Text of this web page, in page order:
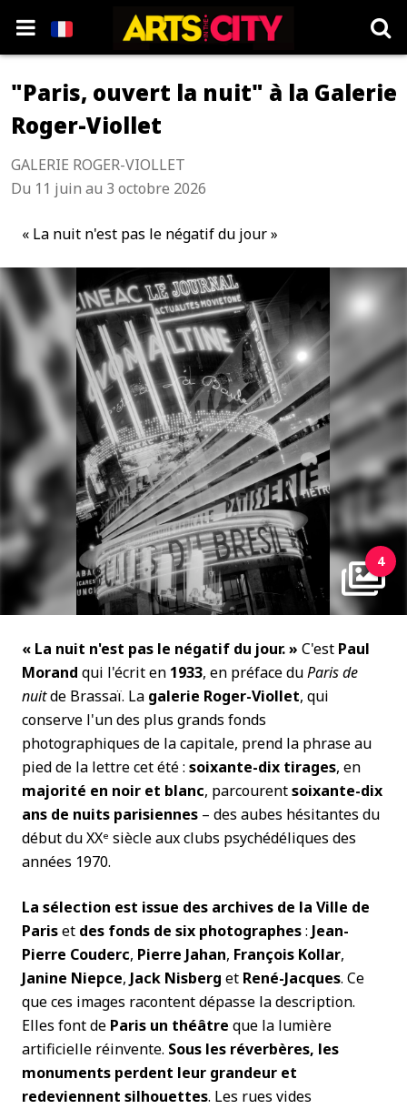
"Paris, ouvert la nuit" à la Galerie
Roger-Viollet
GALERIE ROGER-VIOLLET
Du 11 juin au 3 octobre 2026
« La nuit n'est pas le négatif du jour »
4
« La nuit n'est pas le négatif du jour. » C'est Paul
Morand qui l'écrit en 1933, en préface duParis de
nuitde Brassaï. La galerie Roger-Viollet, qui
conserve l'un des plus grands fonds
photographiques de la capitale, prend la phrase au
pied de la lettre cet été : soixante-dix tirages, en
majorité en noir et blanc, parcourentsoixante-dix
ans de nuits parisiennes – des aubes hésitantes du
début du XXᵉ siècle aux clubs psychédéliques des
années 1970.
La sélection est issue des archives de la Ville de
Pariset des fonds de six photographes: Jean-
Pierre Couderc, Pierre Jahan, François Kollar,
Janine Niepce, Jack Nisberg et René-Jacques. Ce
que ces images racontent dépasse la description.
Elles font de Paris un théâtre que la lumière
artificielle réinvente. Sous les réverbères, les
monuments perdent leur grandeur et
redeviennent silhouettes. Les rues vides